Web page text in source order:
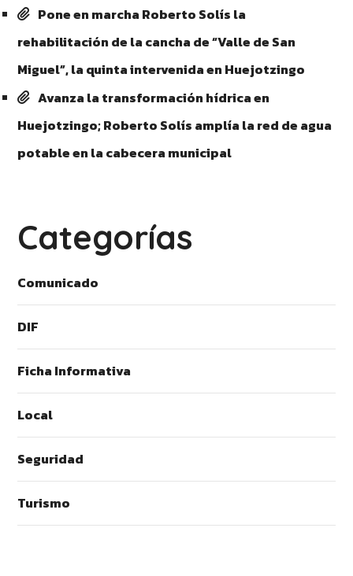
Pone en marcha Roberto Solís la
rehabilitación de la cancha de “Valle de San
Miguel”, la quinta intervenida en Huejotzingo
Avanza la transformación hídrica en
Huejotzingo; Roberto Solís amplía la red de agua
potable en la cabecera municipal
Categorías
Comunicado
DIF
Ficha Informativa
Local
Seguridad
Turismo